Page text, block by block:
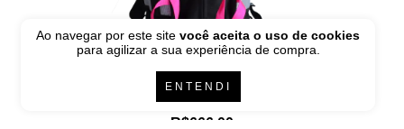
Ao navegar por este sitevocê aceita o uso de cookies
para agilizar a sua experiência de compra.
ENTENDI
R$666,00